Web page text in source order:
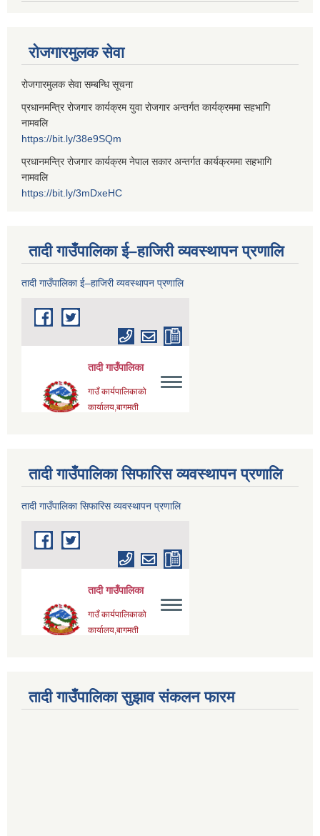
रोजगारमुलक सेवा
रोजगारमुलक सेवा सम्बन्धि सूचना
प्रधानमन्त्रि रोजगार कार्यक्रम युवा रोजगार अन्तर्गत कार्यक्रममा सहभागि
नामवलि
https://bit.ly/38e9SQm
प्रधानमन्त्रि रोजगार कार्यक्रम नेपाल सकार अन्तर्गत कार्यक्रममा सहभागि
नामवलि
https://bit.ly/3mDxeHC
तादी गाउँपालिका ई–हाजिरी व्यवस्थापन प्रणालि
तादी गाउँपालिका ई–हाजिरी व्यवस्थापन प्रणालि
तादी गाउँपालिका सिफारिस व्यवस्थापन प्रणालि
तादी गाउँपालिका सिफारिस व्यवस्थापन प्रणालि
तादी गाउँपालिका सुझाव संकलन फारम